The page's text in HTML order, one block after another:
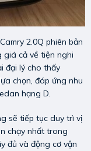
2.0Q phiên bản
giá cả về tiện nghi
đại lý cho thấy
chọn, đáp ứng nhu
hạng D.
sẽ tiếp tục duy trì vị
chạy nhất trong
đủ và động cơ vận